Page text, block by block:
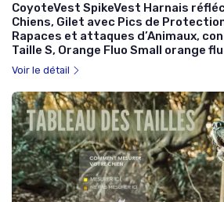
CoyoteVest SpikeVest Harnais
Chiens, Gilet avec Pics de
Rapaces et attaques d’Animaux,
Taille S, Orange Fluo Small orange
Voir le détail